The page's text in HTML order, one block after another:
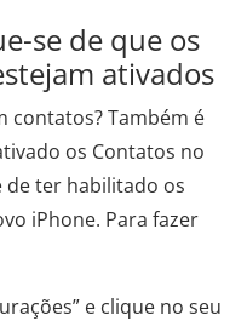
se de que os
ativados
contatos? Também é
os Contatos no
de ter habilitado os
iPhone. Para fazer
e clique no seu